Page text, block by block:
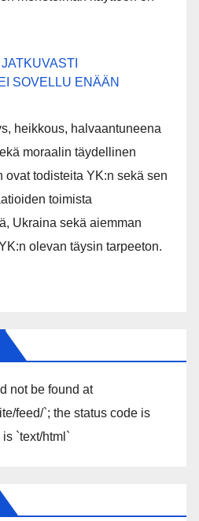
SOVELLU ENÄÄN
heikkous, halvaantuneena
moraalin täydellinen
ovat todisteita YK:n sekä sen
toimista
Ukraina sekä aiemman
olevan täysin tarpeeton.
not be found at
feed/`; the status code is
`text/html`